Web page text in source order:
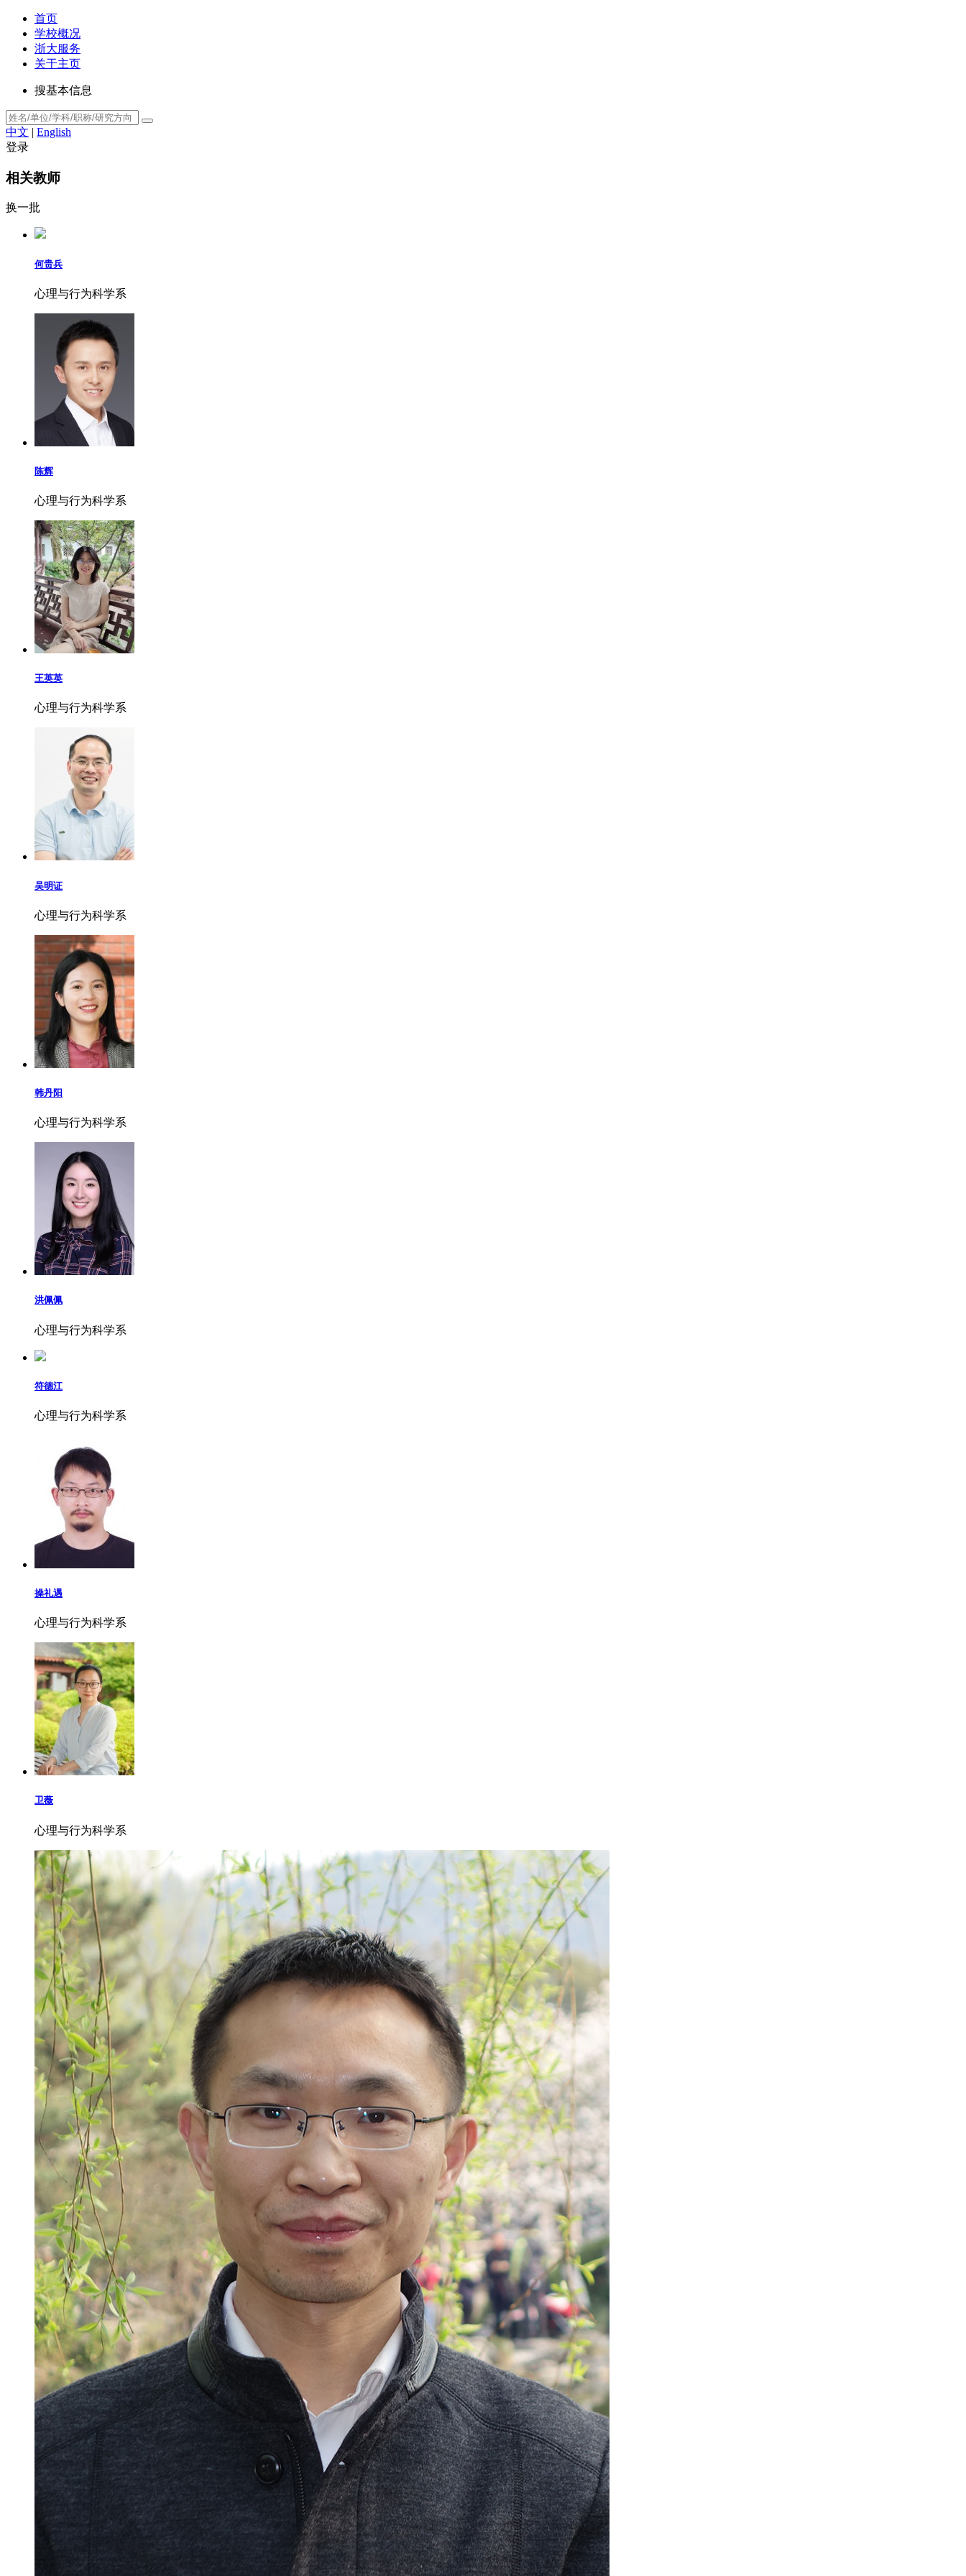
首页
学校概况
浙大服务
关于主页
搜基本信息
中文 | English
登录
相关教师
换一批
何贵兵
心理与行为科学系
陈辉
心理与行为科学系
王英英
心理与行为科学系
吴明证
心理与行为科学系
韩丹阳
心理与行为科学系
洪佩佩
心理与行为科学系
符德江
心理与行为科学系
操礼遇
心理与行为科学系
卫薇
心理与行为科学系